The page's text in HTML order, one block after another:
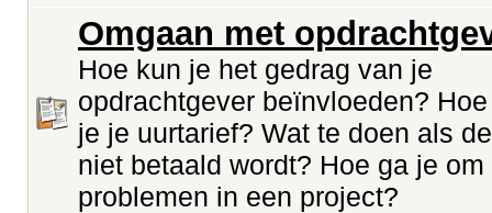
Omgaan met
Hoe kun je het gedrag van je
opdrachtgever beïnvloeden?
je je uurtarief? Wat te doen als
niet betaald wordt? Hoe ga je om
problemen in een project?